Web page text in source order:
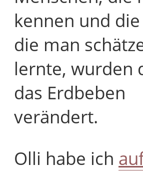
kennen und
die man
lernte, wurden
das Erdbeben
verändert.
Olli habe ich